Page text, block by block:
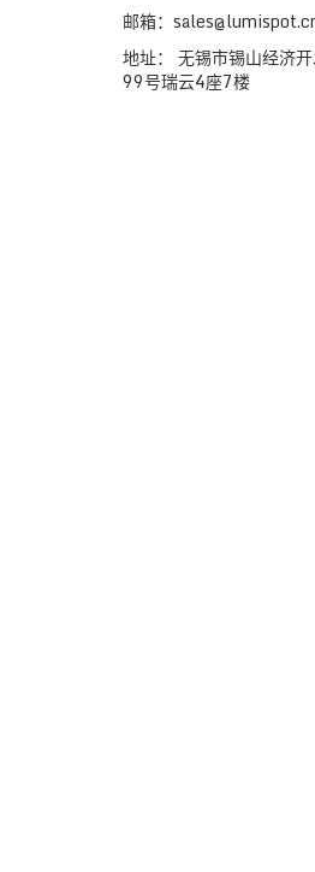
邮箱：
地址： 无锡市锡山经济
99号瑞云4座7楼